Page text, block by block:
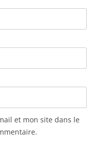
et mon site dans le